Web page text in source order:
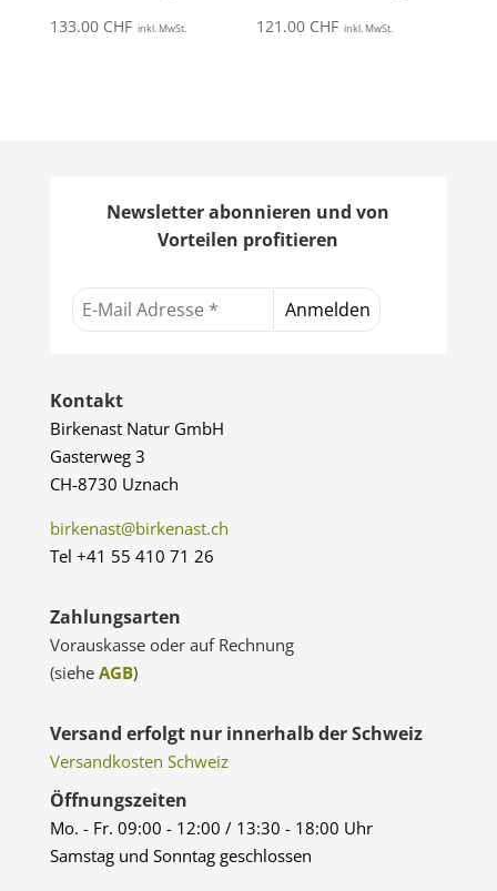
133.00 CHF inkl. MwSt. 121.00 CHF inkl. MwSt.
Newsletter abonnieren und von
Vorteilen profitieren
Kontakt
Birkenast Natur GmbH
Gasterweg 3
CH-8730 Uznach
birkenast@birkenast.ch
Tel +41 55 410 71 26
Zahlungsarten
Vorauskasse oder auf Rechnung
(siehe AGB)
Versand erfolgt nur innerhalb der Schweiz
Versandkosten Schweiz
Öffnungszeiten
Mo. - Fr. 09:00 - 12:00 / 13:30 - 18:00 Uhr
Samstag und Sonntag geschlossen